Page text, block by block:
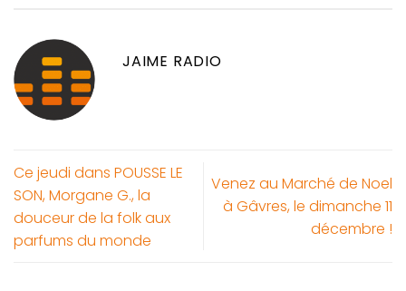
JAIME RADIO
Ce jeudi dans POUSSE LE
SON, Morgane G., la
douceur de la folk aux
parfums du monde
Venez au Marché de Noel
à Gâvres, le dimanche 11
décembre !